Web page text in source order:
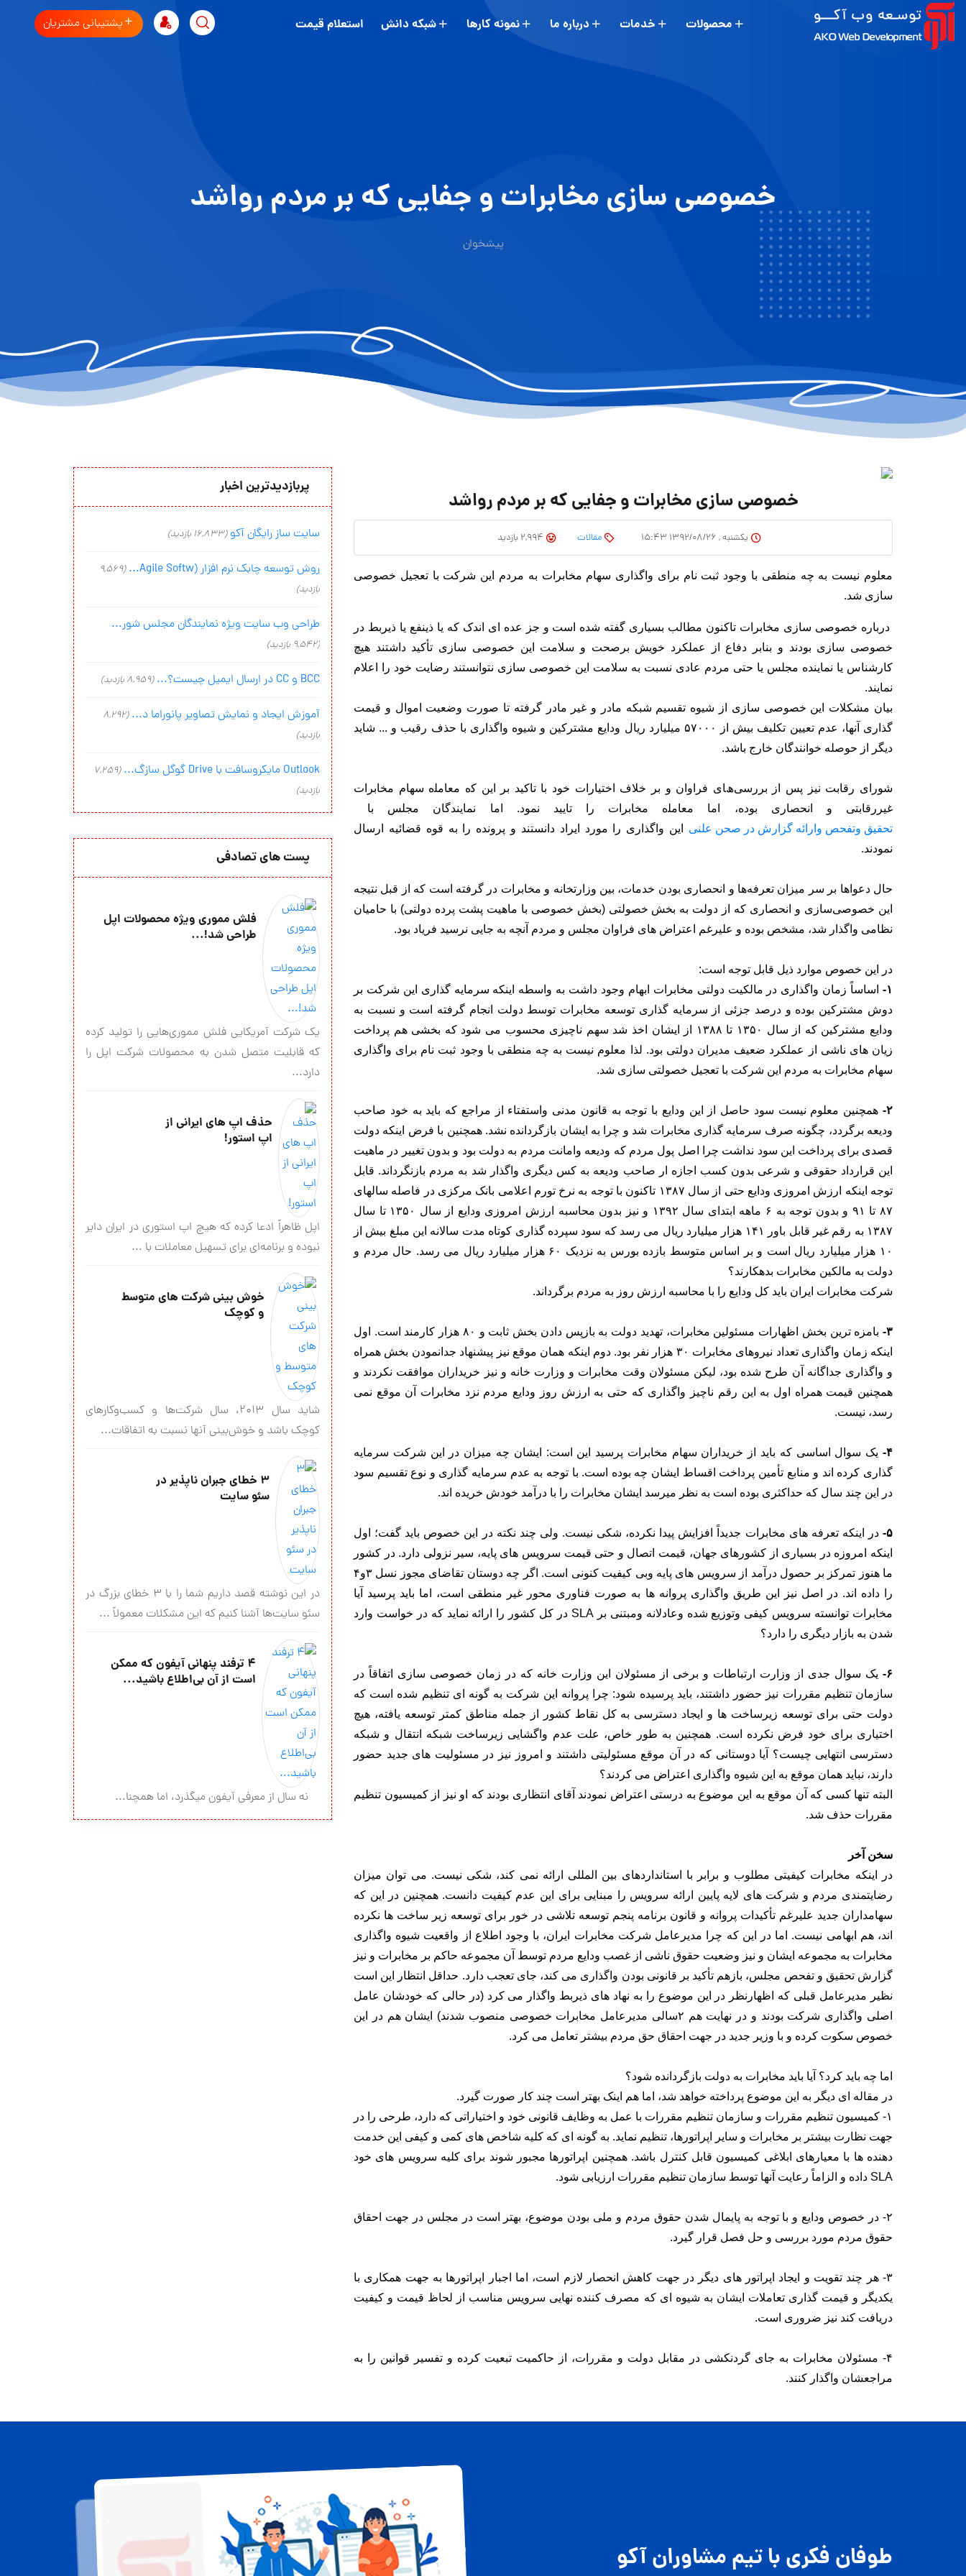
محصولات خدمات درباره ما نمونه کارها شبکه دانش استعلام قیمت پشتیبانی مشتریان
خصوصی سازی مخابرات و جفایی که بر مردم رواشد
پیشخوان
خصوصی سازی مخابرات و جفایی که بر مردم رواشد
یکشنبه , ۱۳۹۲/۰۸/۲۶ ۱۵:۴۳ مقالات
معلوم نیست به چه منطقی با وجود ثبت نام برای واگذاری سهام مخابرات به مردم این شرکت با تعجیل خصوصی
سازی شد.
درباره خصوصی سازی مخابرات تاکنون مطالب بسیاری گفته شده است و جز عده ای اندک که یا ذینفع یا ذیربط در
خصوصی سازی بودند و بنابر دفاع از عملکرد خویش برصحت و سلامت این خصوصی سازی تأکید داشتند هیچ
کارشناس یا نماینده مجلس یا حتی مردم عادی نسبت به سلامت این خصوصی سازی نتوانستند رضایت خود را اعلام
نمایند.
بیان مشکلات این خصوصی سازی از شیوه تقسیم شبکه مادر و غیر مادر گرفته تا صورت وضعیت اموال و قیمت
گذاری آنها، عدم تعیین تکلیف بیش از ۵۷۰۰۰ میلیارد ریال ودایع مشترکین و شیوه واگذاری با حذف رقیب و ... شاید
دیگر از حوصله خوانندگان خارج باشد.
شورای رقابت نیز ﭘﺲ از ﺑﺮرﺳﯽ‌ھﺎی ﻓﺮاوان و بر خلاف اختیارات خود ﺑﺎ ﺗﺎﮐﯿﺪ ﺑﺮ اﯾﻦ ﮐه ﻣﻌﺎﻣﻠه ﺳﮭﺎم ﻣﺨﺎﺑﺮات
ﻏﯿﺮرﻗﺎﺑﺘﯽ و اﻧﺤﺼﺎری ﺑﻮده، اﻣﺎ ﻣﻌﺎﻣﻠه ﻣﺨﺎﺑﺮات را ﺗﺎﯾﯿﺪ نمود. اما نمایندگان مجلس با
تحقیق وتفحص وارائه گزارش در صحن علنی این واگذاری را مورد ایراد دانستند و پرونده را به قوه قضائیه ارسال
نمودند.
حال دعواها بر سر میزان تعرفه‌ها و انحصاری بودن خدمات، بین وزارتخانه و مخابرات در گرفته است که از قبل نتیجه
این خصوصی‌سازی و انحصاری که از دولت به بخش خصولتی (بخش خصوصی با ماهیت پشت پرده دولتی) با حامیان
نظامی واگذار شد، مشخص بوده و علیرغم اعتراض های فراوان مجلس و مردم آنچه به جایی نرسید فریاد بود.
در این خصوص موارد ذیل قابل توجه است:
۱-
اساساً زمان واگذاری در مالکیت دولتی مخابرات ابهام وجود داشت به واسطه اینکه سرمایه گذاری این شرکت بر
دوش مشترکین بوده و درصد جزئی از سرمایه گذاری توسعه مخابرات توسط دولت انجام گرفته است و نسبت به
ودایع مشترکین که از سال ۱۳۵۰ تا ۱۳۸۸ از ایشان اخذ شد سهم ناچیزی محسوب می شود که بخشی هم پرداخت
زیان های ناشی از عملکرد ضعیف مدیران دولتی بود. لذا معلوم نیست به چه منطقی با وجود ثبت نام برای واگذاری
سهام مخابرات به مردم این شرکت با تعجیل خصولتی سازی شد.
۲-
همچنین معلوم نیست سود حاصل از این ودایع با توجه به قانون مدنی واستفتاء از مراجع که باید به خود صاحب
ودیعه برگردد، چگونه صرف سرمایه گذاری مخابرات شد و چرا به ایشان بازگردانده نشد. همچنین با فرض اینکه دولت
قصدی برای پرداخت این سود نداشت چرا اصل پول مردم که ودیعه وامانت مردم به دولت بود و بدون تغییر در ماهیت
این قرارداد حقوقی و شرعی بدون کسب اجازه ار صاحب ودیعه به کس دیگری واگذار شد به مردم بازنگرداند. قابل
توجه اینکه ارزش امروزی ودایع حتی از سال ۱۳۸۷ تاکنون با توجه به نرخ تورم اعلامی بانک مرکزی در فاصله سالهای
۸۷ تا ۹۱ و بدون توجه به ۶ ماهه ابتدای سال ۱۳۹۲ و نیز بدون محاسبه ارزش امروزی ودایع از سال ۱۳۵۰ تا سال
۱۳۸۷ به رقم غیر قابل باور ۱۴۱ هزار میلیارد ریال می رسد که سود سپرده گذاری کوتاه مدت سالانه این مبلغ بیش از
۱۰ هزار میلیارد ریال است و بر اساس متوسط بازده بورس به نزدیک ۶۰ هزار میلیارد ریال می رسد. حال مردم و
دولت به مالکین مخابرات بدهکارند؟
شرکت مخابرات ایران باید کل ودایع را با محاسبه ارزش روز به مردم برگرداند.
۳-
بامزه ترین بخش اظهارات مسئولین مخابرات، تهدید دولت به بازپس دادن بخش ثابت و ۸۰ هزار کارمند است. اول
اینکه زمان واگذاری تعداد نیروهای مخابرات ۳۰ هزار نفر بود. دوم اینکه همان موقع نیز پیشنهاد جدانمودن بخش همراه
و واگذاری جداگانه آن طرح شده بود، لیکن مسئولان وقت مخابرات و وزارت خانه و نیز خریداران موافقت نکردند و
همچنین قیمت همراه اول به این رقم ناچیز واگذاری که حتی به ارزش روز ودایع مردم نزد مخابرات آن موقع نمی
رسد، نیست.
۴-
یک سوال اساسی که باید از خریداران سهام مخابرات پرسید این است: ایشان چه میزان در این شرکت سرمایه
گذاری کرده اند و منابع تأمین پرداخت اقساط ایشان چه بوده است. با توجه به عدم سرمایه گذاری و نوع تقسیم سود
در این چند سال که حداکثری بوده است به نظر میرسد ایشان مخابرات را با درآمد خودش خریده اند.
۵- در اینکه تعرفه های مخابرات جدیداً افزایش پیدا نکرده، شکی نیست. ولی چند نکته در این خصوص باید گفت؛ اول
اینکه امروزه در بسیاری از کشورهای جهان، قیمت اتصال و حتی قیمت سرویس های پایه، سیر نزولی دارد. در کشور
ما هنوز تمرکز بر حصول درآمد از سرویس های پایه وبی کیفیت کنونی است. اگر چه دوستان تقاضای مجوز نسل ۳و۴
را داده اند. در اصل نیز این طریق واگذاری پروانه ها به صورت فناوری محور غیر منطقی است، اما باید پرسید آیا
مخابرات توانسته سرویس کیفی وتوزیع شده وعادلانه ومبتنی بر SLA در کل کشور را ارائه نماید که در خواست وارد
شدن به بازار دیگری را دارد؟
۶-
یک سوال جدی از وزارت ارتباطات و برخی از مسئولان این وزارت خانه که در زمان خصوصی سازی اتفاقاً در
سازمان تنظیم مقررات نیز حضور داشتند، باید پرسیده شود: چرا پروانه این شرکت به گونه ای تنظیم شده است که
دولت حتی برای توسعه زیرساخت ها و ایجاد دسترسی به کل نقاط کشور از جمله مناطق کمتر توسعه یافته، هیچ
اختیاری برای خود فرض نکرده است. همچنین به طور خاص، علت عدم واگشایی زیرساخت شبکه انتقال و شبکه
دسترسی انتهایی چیست؟ آیا دوستانی که در آن موقع مسئولیتی داشتند و امروز نیز در مسئولیت های جدید حضور
دارند، نباید همان موقع به این شیوه واگذاری اعتراض می کردند؟
البته تنها کسی که آن موقع به این موضوع به درستی اعتراض نمودند آقای انتظاری بودند که او نیز از کمیسیون تنظیم
مقررات حذف شد.
سخن آخر
در اینکه مخابرات کیفیتی مطلوب و برابر با استانداردهای بین المللی ارائه نمی کند، شکی نیست. می توان میزان
رضایتمندی مردم و شرکت های لایه پایین ارائه سرویس را مبنایی برای این عدم کیفیت دانست. همچنین در این که
سهامداران جدید علیرغم تأکیدات پروانه و قانون برنامه پنجم توسعه تلاشی در خور برای توسعه زیر ساخت ها نکرده
اند، هم ابهامی نیست. اما در این که چرا مدیرعامل شرکت مخابرات ایران، با وجود اطلاع از واقعیت شیوه واگذاری
مخابرات به مجموعه ایشان و نیز وضعیت حقوق ناشی از غصب ودایع مردم توسط آن مجموعه حاکم بر مخابرات و نیز
گزارش تحقیق و تفحص مجلس، بازهم تأکید بر قانونی بودن واگذاری می کند، جای تعجب دارد. حداقل انتظار این است
نظیر مدیرعامل قبلی که اظهارنظر در این موضوع را به نهاد های ذیربط واگذار می کرد (در حالی که خودشان عامل
اصلی واگذاری شرکت بودند و در نهایت هم ۲سالی مدیرعامل مخابرات خصوصی منصوب شدند) ایشان هم در این
خصوص سکوت کرده و با وزیر جدید در جهت احقاق حق مردم بیشتر تعامل می کرد.
اما چه باید کرد؟ آیا باید مخابرات به دولت بازگردانده شود؟
در مقاله ای دیگر به این موضوع پرداخته خواهد شد، اما هم اینک بهتر است چند کار صورت گیرد.
۱- کمیسیون تنظیم مقررات و سازمان تنظیم مقررات با عمل به وظایف قانونی خود و اختیاراتی که دارد، طرحی را در
جهت نظارت بیشتر بر مخابرات و سایر اپراتورها، تنظیم نماید. به گونه ای که کلیه شاخص های کمی و کیفی این خدمت
دهنده ها با معیارهای ابلاغی کمیسیون قابل کنترل باشد. همچنین اپراتورها مجبور شوند برای کلیه سرویس های خود
SLA داده و الزاماً رعایت آنها توسط سازمان تنظیم مقررات ارزیابی شود.
۲- در خصوص ودایع و با توجه به پایمال شدن حقوق مردم و ملی بودن موضوع، بهتر است در مجلس در جهت احقاق
حقوق مردم مورد بررسی و حل فصل قرار گیرد.
۳- هر چند تقویت و ایجاد اپراتور های دیگر در جهت کاهش انحصار لازم است، اما اجبار اپراتورها به جهت همکاری با
یکدیگر و قیمت گذاری تعاملات ایشان به شیوه ای که مصرف کننده نهایی سرویس مناسب از لحاظ قیمت و کیفیت
دریافت کند نیز ضروری است.
۴- مسئولان مخابرات به جای گردنکشی در مقابل دولت و مقررات، از حاکمیت تبعیت کرده و تفسیر قوانین را به
مراجعشان واگذار کنند.
پربازدیدترین اخبار
سایت ساز رایگان آکو (16,833 بازدید)
روش توسعه چابک نرم افزار (Agile Softw...
(9,569
بازدید)
طراحی وب سایت ویژه نمایندگان مجلس شور...
(9,542 بازدید)
BCC و CC در ارسال ایمیل چیست؟... (8,959 بازدید)
آموزش ایجاد و نمایش تصاویر پانوراما د... (8,292
بازدید)
Outlook مایکروسافت با Drive گوگل سازگ...
(7,259
بازدید)
پست های تصادفی
فلش مموری ویژه محصولات اپل
طراحی شد!...
یک شرکت آمریکایی فلش مموری‌هایی را تولید کرده
که قابلیت متصل شدن به محصولات شرکت اپل را
دارد...
حذف اپ های ایرانی از
اپ استور!
اپل ظاهراً ادعا کرده که هیچ اپ استوری در ایران دایر
نبوده و برنامه‌ای برای تسهیل معاملات با ...
خوش بینی شرکت های متوسط
و کوچک
شاید سال 2013، سال شرکت‌ها و کسب‌وکارهای
کوچک باشد و خوش‌بینی آنها نسبت به اتفاقات...
۳ خطای جبران ناپذیر در
سئو سایت
در این نوشته قصد داریم شما را با 3 خطای بزرگ در
سئو سایت‌ها آشنا کنیم که این مشکلات معمولاً ...
۴ ترفند پنهانی آی‎فون که ممکن
است از آن بی‌اطلاع باشید...
نه سال از معرفی آی‎فون می‎گذرد، اما همچنا...
طوفان فکری با تیم مشاوران آکو